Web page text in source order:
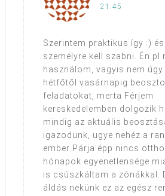
21:45
Szerintem praktikus így :)
személyre kell szabni. Én pl
használom, vagyis nem úgy
hétfőtől vasárnapig
feladatokat, merta Férjem
kereskedelemben dolgozik
mindig az aktuális
igazodunk, ugye nehéz a
ember Párja épp nincs
hónapok egyenetlensége
is csúszkáltam a zónákkal.
áldás nekünk ez az egész